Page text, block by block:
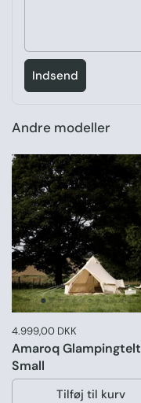
Indsend
Andre modeller
Pris:
4.999,00 DKK
Amaroq Glampingtelt
Small
Tilføj til kurv